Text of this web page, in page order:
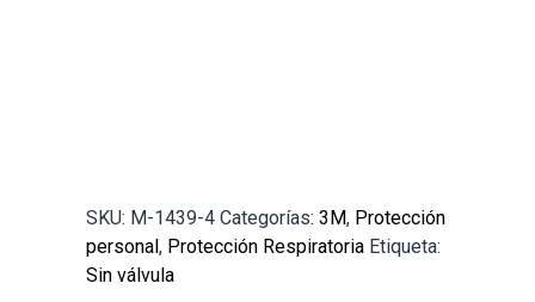
SKU: M-1439-4 Categorías: 3M, Protección
personal, Protección Respiratoria Etiqueta:
Sin válvula